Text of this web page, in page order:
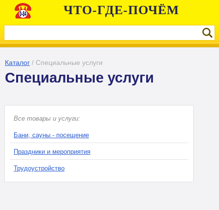
ЧТО-ГДЕ-ПОЧЁМ
Каталог / Специальные услуги
Специальные услуги
Все товары и услуги:
Бани, сауны - посещение
Праздники и мероприятия
Трудоустройство